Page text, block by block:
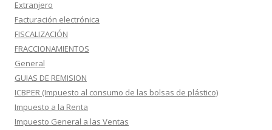
Extranjero
Facturación electrónica
FISCALIZACIÓN
FRACCIONAMIENTOS
General
GUIAS DE REMISION
ICBPER (Impuesto al consumo de las bolsas de plástico)
Impuesto a la Renta
Impuesto General a las Ventas